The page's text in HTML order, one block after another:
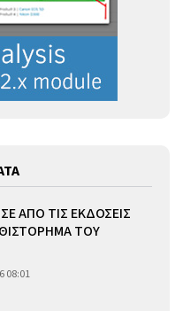
ΑΠΟ ΤΙΣ ΕΚΔΟΣΕΙΣ
ΤΟΥ
08:01